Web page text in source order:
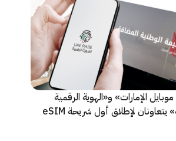
الإمارات» و«الهوية الرقمية
الإماراتية» يتعاونان لإطلاق أول شريحة eSIM